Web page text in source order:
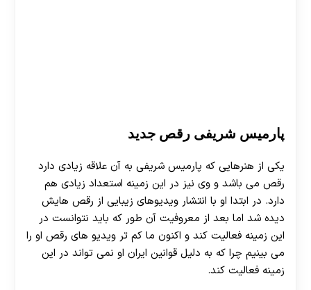
پارمیس شریفی رقص جدید
یکی از هنرهایی که پارمیس شریفی به آن علاقه زیادی دارد
رقص می باشد و وی نیز در این زمینه استعداد زیادی هم
دارد. در ابتدا او با انتشار ویدیوهای زیبایی از رقص هایش
دیده شد اما بعد از معروفیت آن طور که باید نتوانست در
این زمینه فعالیت کند و اکنون ما کم تر ویدیو های رقص او را
می بینیم چرا که به دلیل قوانین ایران او نمی تواند در این
زمینه فعالیت کند.